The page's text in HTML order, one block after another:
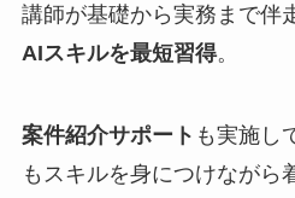
講師が基礎から実務まで伴
AIスキルを最短習得。
案件紹介サポート も実施し
もスキルを身につけながら